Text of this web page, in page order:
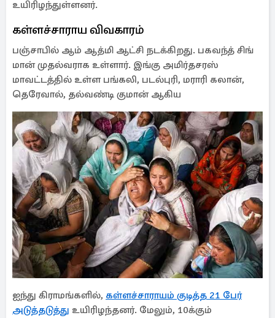
உயிரிழந்துள்ளனர்.
கள்ளச்சாராய விவகாரம்
பஞ்சாபில் ஆம் ஆத்மி ஆட்சி நடக்கிறது. பகவந்த் சிங்
மான் முதல்வராக உள்ளார். இங்கு அமிர்தசரஸ்
மாவட்டத்தில் உள்ள பங்கலி, படல்புரி, மராரி கலான்,
தெரேவால், தல்வண்டி குமான் ஆகிய
ஐந்து கிராமங்களில், கள்ளச்சாராயம் குடித்த 21 பேர்
அடுத்தடுத்து உயிரிழந்தனர். மேலும், 10க்கும்